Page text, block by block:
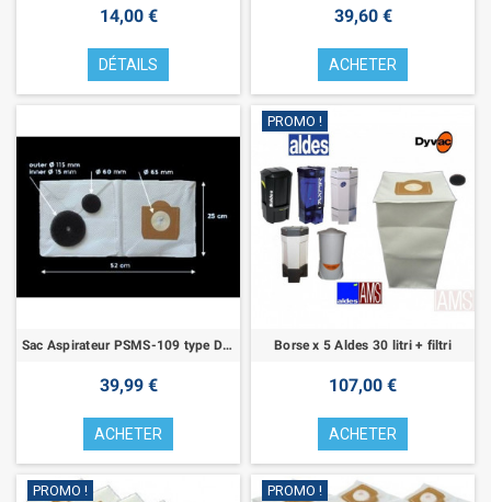
14,00 €
DÉTAILS
39,60 €
ACHETER
Sac Aspirateur PSMS-109 type DYVAC
39,99 €
ACHETER
PROMO !
Borse x 5 Aldes 30 litri + filtri
107,00 €
ACHETER
PROMO ! PROMO !